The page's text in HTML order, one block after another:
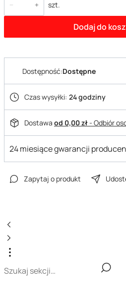
szt.
Dodaj do
Dostępność:Dostępne
Czas wysyłki: 24 godziny
Dostawa od 0,00 zł- Odbiór
24 miesiące gwarancji
Zapytaj o produkt